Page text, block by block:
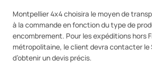
Montpellier 4x4 choisira le moyen de
à la commande en fonction du type de
encombrement. Pour les expéditions hors
métropolitaine, le client devra contacter le
d’obtenir un devis précis.